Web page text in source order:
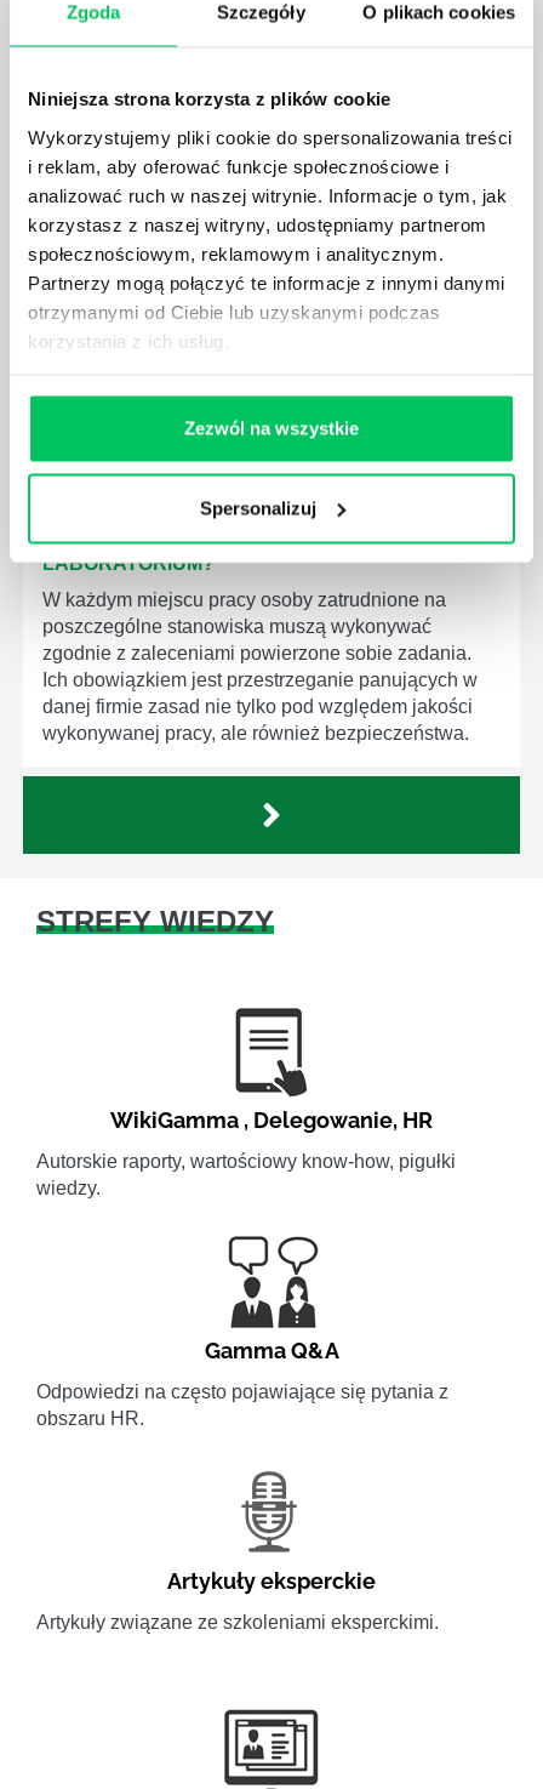
Zgoda Szczegóły O plikach cookies
Niniejsza strona korzysta z plików cookie
Wykorzystujemy pliki cookie do spersonalizowania treści
i reklam, aby oferować funkcje społecznościowe i
analizować ruch w naszej witrynie. Informacje o tym, jak
korzystasz z naszej witryny, udostępniamy partnerom
społecznościowym, reklamowym i analitycznym.
Partnerzy mogą połączyć te informacje z innymi danymi
otrzymanymi od Ciebie lub uzyskanymi podczas
korzystania z ich usług.
Zezwól na wszystkie
Spersonalizuj
WYMAGANIAMI NORM JAKOŚCI WYROBÓW
MEDYCZNYCH?
W związku z ogromnym rozwojem dzisiejszego
społeczeństwa wprowadzane jest coraz więcej reguł,
które mają za zadanie poprawić poszczególne
dziedziny gospodarki. Dzięki nim wszystkie firmy
będą zobowiązane przestrzegać zasad, których
wprowadzenie dąży do ujednolicenia jakości
CZYM ZAJMUJE SIĘ AUDYTOR WEWNĘTRZNY
LABORATORIUM?
W każdym miejscu pracy osoby zatrudnione na
poszczególne stanowiska muszą wykonywać
zgodnie z zaleceniami powierzone sobie zadania.
Ich obowiązkiem jest przestrzeganie panujących w
danej firmie zasad nie tylko pod względem jakości
wykonywanej pracy, ale również bezpieczeństwa.
STREFY WIEDZY
WikiGamma , Delegowanie, HR
Autorskie raporty, wartościowy know-how, pigułki
wiedzy.
Gamma Q&A
Odpowiedzi na często pojawiające się pytania z
obszaru HR.
Artykuły eksperckie
Artykuły związane ze szkoleniami eksperckimi.